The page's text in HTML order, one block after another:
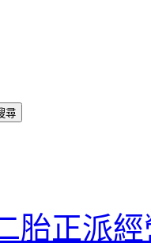
尋
胎正派